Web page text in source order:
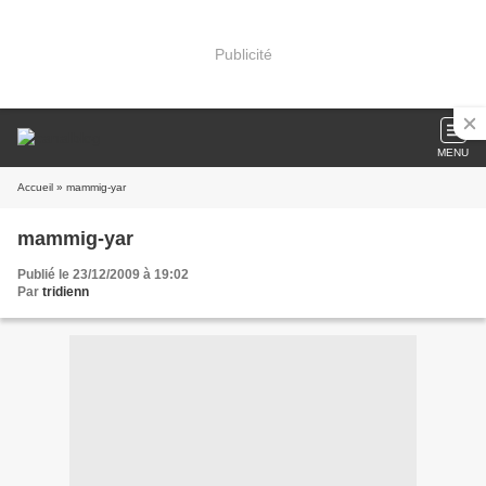
Publicité
MENU
Accueil » mammig-yar
mammig-yar
Publié le 23/12/2009 à 19:02
Par tridienn